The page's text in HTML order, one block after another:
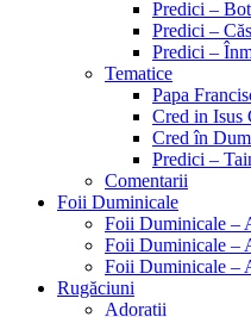
Predici –
Predici –
Predici –
Tematice
Papa
Cred in Isus
Cred în
Predici –
Comentarii
Foii Duminicale
Foii Duminicale –
Foii Duminicale –
Foii Duminicale –
Rugăciuni
Adorații